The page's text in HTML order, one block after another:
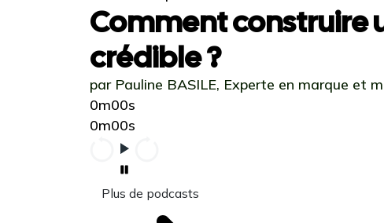
Comment construire
crédible ?
par Pauline BASILE, Experte en marque et
0m00s
0m00s
Plus de podcasts